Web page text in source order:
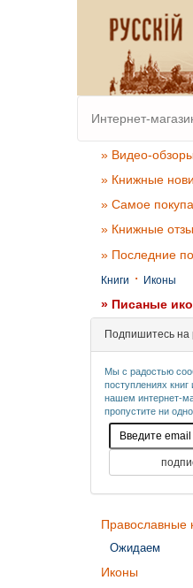
Интернет-
» Видео-
» Книжные
» Самое
» Книжные
» Последние
Книги · Иконы
» Писаные
Подпишитесь на
Мы с радостью
поступлениях
нашем интернет-
пропустите ни
Православные
Ожидаем
Иконы